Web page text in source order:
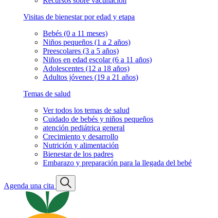
Visitas de bienestar por edad y etapa
Bebés (0 a 11 meses)
Niños pequeños (1 a 2 años)
Preescolares (3 a 5 años)
Niños en edad escolar (6 a 11 años)
Adolescentes (12 a 18 años)
Adultos jóvenes (19 a 21 años)
Temas de salud
Ver todos los temas de salud
Cuidado de bebés y niños pequeños
atención pediátrica general
Crecimiento y desarrollo
Nutrición y alimentación
Bienestar de los padres
Embarazo y preparación para la llegada del bebé
Agenda una cita